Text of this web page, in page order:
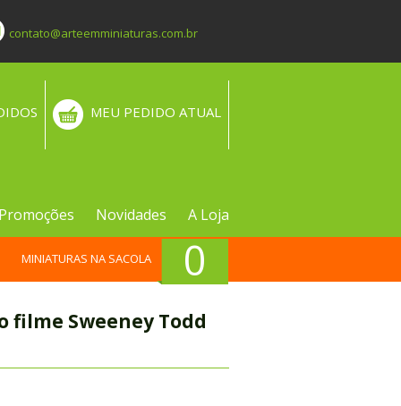
contato@arteemminiaturas.com.br
MEU PEDIDO ATUAL
Promoções Novidades A Loja
0
MINIATURAS NA SACOLA
filme Sweeney Todd